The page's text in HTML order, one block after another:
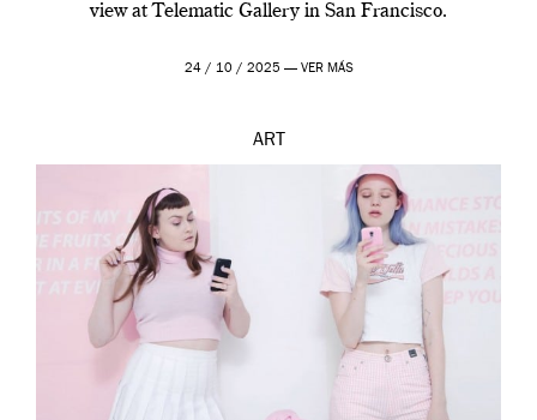
view at Telematic Gallery in San Francisco.
24 / 10 / 2025 — VER MÁS
ART